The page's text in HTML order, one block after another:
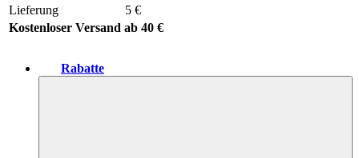
Lieferung
5 €
Kostenloser Versand ab 40 €
Rabatte